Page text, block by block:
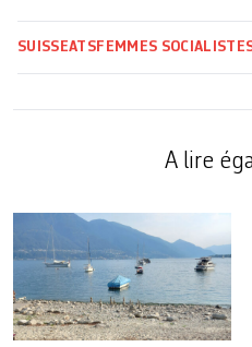
SUISSEATS FEMMES
A lire